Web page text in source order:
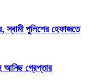
স্বামী পুলিশের হেফাজতে
আনিছ গ্রেপ্তার